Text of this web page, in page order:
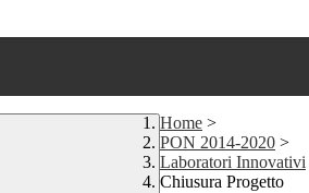
Home >
PON 2014-2020 >
Laboratori Innovativi
Chiusura Progetto